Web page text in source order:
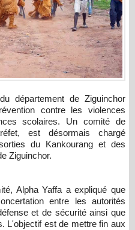
contre les violences
scolaires. Un comité de
est désormais chargé
du Kankourang et des
Ziguinchor.
Alpha Yaffa a expliqué que
entre les autorités
et de sécurité ainsi que
L'objectif est de mettre fin aux